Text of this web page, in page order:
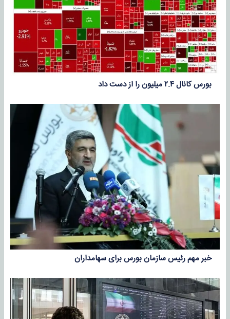
بورس کانال ۲.۴ میلیون را از دست داد
خبر مهم رئیس سازمان بورس برای سهامداران